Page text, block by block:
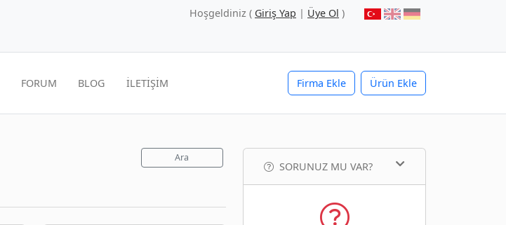
Hoşgeldiniz ( Giriş Yap | Üye Ol )
Firma Ekle Ürün Ekle
FORUM BLOG İLETİŞİM
Ara
SORUNUZ MU VAR?